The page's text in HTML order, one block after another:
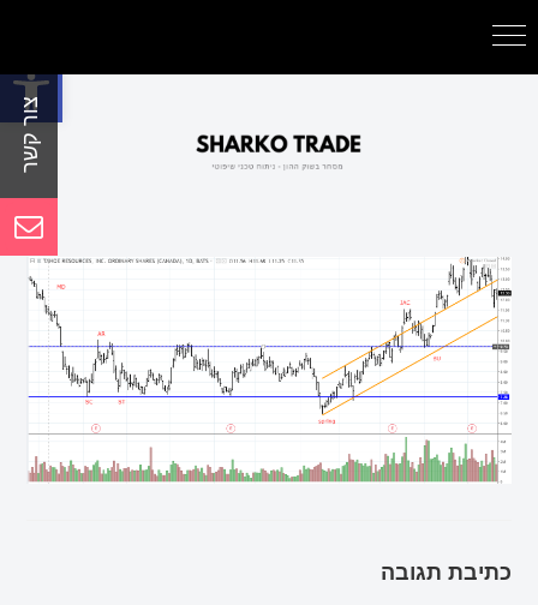
פתח סרגל נגישות
כתיבת תגובה